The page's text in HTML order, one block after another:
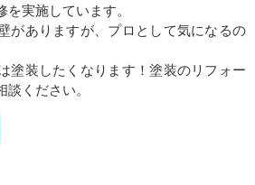
実施しています。
がありますが、プロとして気になるの
塗装したくなります！塗装のリフォー
談ください。